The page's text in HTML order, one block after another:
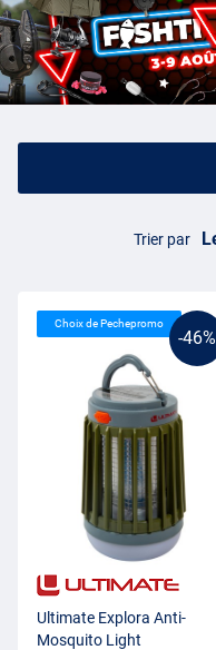
Trier par
-46%
Choix de Pechepromo
Ultimate Explora Anti-
Mosquito Light